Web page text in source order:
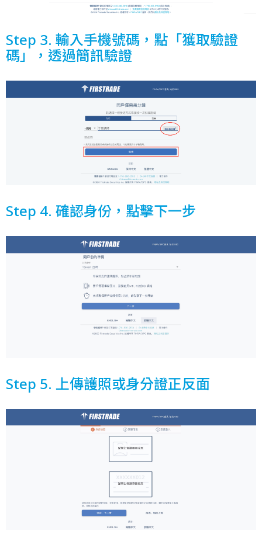
Step 3. 輸入手機號碼，點「獲取驗證
碼」，透過簡訊驗證
Step 4. 確認身份，點擊下一步
Step 5. 上傳護照或身分證正反面